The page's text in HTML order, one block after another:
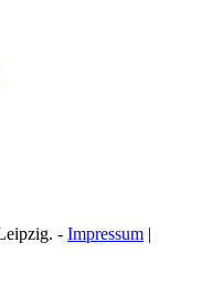
- Impressum |